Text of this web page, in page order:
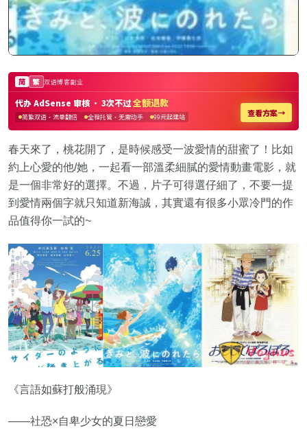
春天來了，桃花開了，是時候感受一波愛情的甜蜜了！比如
約上心愛的他/她，一起看一部溫柔細膩的愛情動畫電影，就
是一個非常好的選擇。不過，片子可得選仔細了，不要一提
到愛情兩個字就只知道新海誠，其實還有很多小眾冷門的作
品值得你一試的~
《言語如蘇打般涌現》
——社恐×自卑少女的夏日戀愛